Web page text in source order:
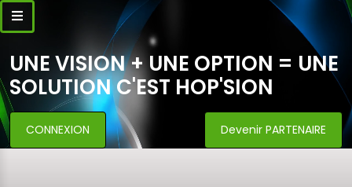
UNE VISION + UNE OPTION = UNE
SOLUTION C'EST HOP'SION
CONNEXION Devenir PARTENAIRE